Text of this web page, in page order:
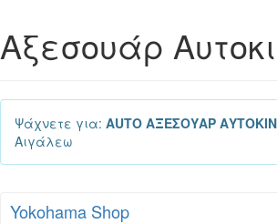
Αξεσουάρ
Ψάχνετε για: AUTO ΑΞΕΣΟΥΑΡ
Αιγάλεω
Yokohama Shop